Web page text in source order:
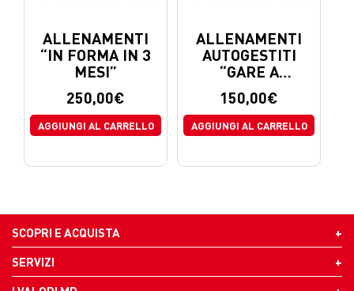
ALLENAMENTI
“IN FORMA IN 3
MESI”
250,00€
AGGIUNGI AL CARRELLO
ALLENAMENTI
AUTOGESTITI
“GARE A
CIRCUITO”
150,00€
AGGIUNGI AL CARRELLO
SCOPRI E ACQUISTA
SERVIZI